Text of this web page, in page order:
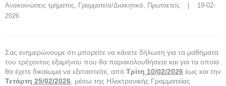
Ανακοινώσεις τμήματος, Γραμματεία/Διοικητικά, Πρωτοετείς
    |    19-02-
2026
Σας ενημερώνουμε ότι μπορείτε να κάνετε δήλωση για τα μαθήματα
του τρέχοντος εξαμήνου που θα παρακολουθήσετε και για τα οποία
θα έχετε δικαίωμα να εξεταστείτε, από Τρίτη 10/02/2026 έως και την
Τετάρτη 25/02/2026 , μέσω της Ηλεκτρονικής Γραμματείας